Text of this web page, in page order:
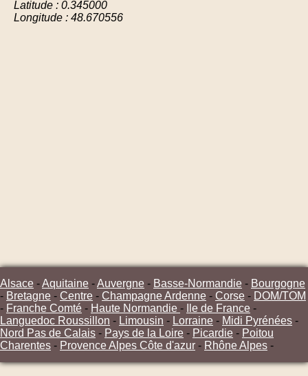
Latitude : 0.345000
Longitude : 48.670556
Alsace -Aquitaine -Auvergne - Basse-Normandie - Bourgogne
- Bretagne - Centre - Champagne Ardenne - Corse - DOM/TOM
- Franche Comté - Haute Normandie - Ile de France -
Languedoc Roussillon - Limousin - Lorraine - Midi Pyrénées -
Nord Pas de Calais - Pays de la Loire - Picardie - Poitou
Charentes - Provence Alpes Côte d'azur - Rhône Alpes -